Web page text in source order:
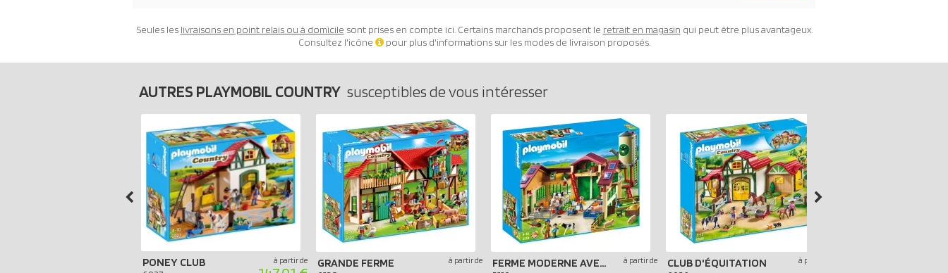
Seules les livraisons en point relais ou à domicile sont prises en compte ici. Certains marchands proposent le retrait en magasin qui peut être plus avantageux.
Consultez l'icône
pour plus d'informations sur les modes de livraison proposés.
AUTRES PLAYMOBIL COUNTRY susceptibles de vous intéresser
PONEY CLUB à partir de GRANDE FERME à partir de FERME MODERNE AVEC SILO à partir de CLUB D'ÉQUITATION à partir de